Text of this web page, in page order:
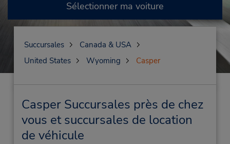
Sélectionner ma voiture
Succursales
Canada & USA
United States
Wyoming Casper
Casper Succursales près de chez
vous et succursales de location
de véhicule